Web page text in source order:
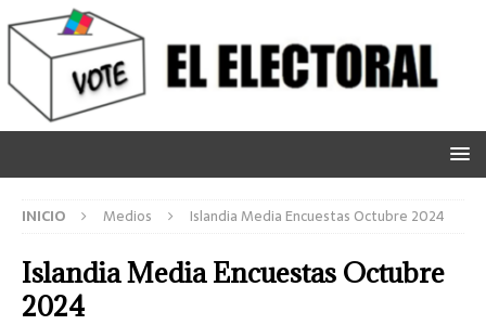
INICIO Medios Islandia Media Encuestas Octubre 2024
Islandia Media Encuestas Octubre
2024